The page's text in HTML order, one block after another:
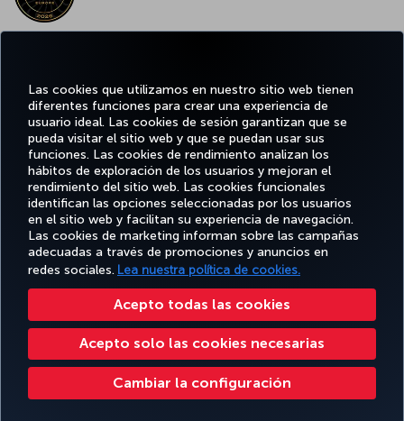
Las cookies que utilizamos en nuestro sitio web tienen
diferentes funciones para crear una experiencia de
usuario ideal. Las cookies de sesión garantizan que se
pueda visitar el sitio web y que se puedan usar sus
funciones. Las cookies de rendimiento analizan los
hábitos de exploración de los usuarios y mejoran el
rendimiento del sitio web. Las cookies funcionales
identifican las opciones seleccionadas por los usuarios
en el sitio web y facilitan su experiencia de navegación.
Las cookies de marketing informan sobre las campañas
adecuadas a través de promociones y anuncios en
redes sociales. Lea nuestra política de cookies.
Acepto todas las cookies
Acepto solo las cookies necesarias
Cambiar la configuración
Facebook
TwitterInstagram
YouTubeLinkedIn
TikTokBlog Pinterest
RESERVE Y
GESTIONE
DISFRUTE
DE
OFERTAS
Y
DESTINOS
AYUDA MILES&SMILES
Cambiar la configuración de cookies Programa de atención al cliente DOT de EE. UU.
Derechos de los interesados de la UE
Turkish Airlines Copyright © 1996 - 2026